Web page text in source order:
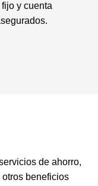
y cuenta
de ahorro,
beneficios